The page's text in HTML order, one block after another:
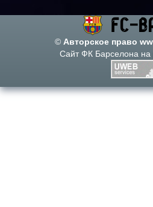
© Авторское право
Сайт ФК Барселона на